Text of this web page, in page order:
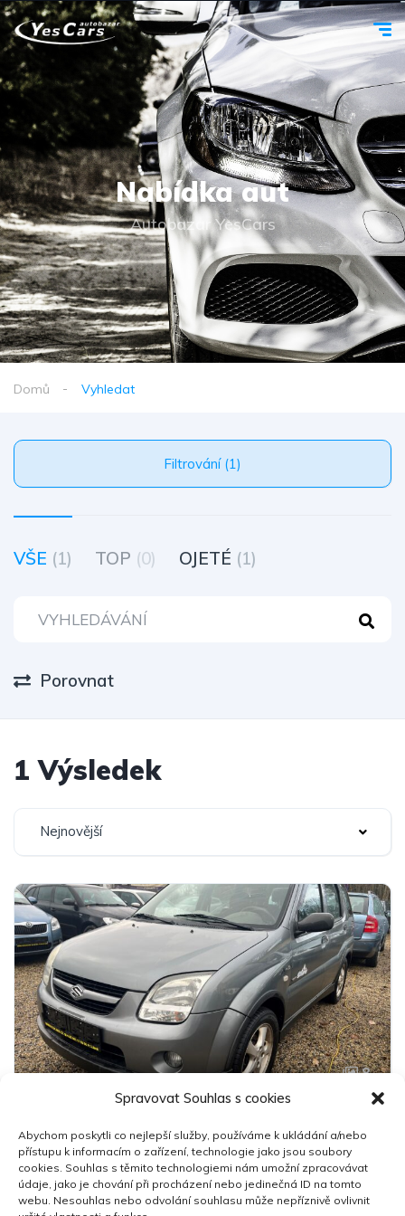
Spravovat Souhlas s cookies
Abychom poskytli co nejlepší služby, používáme k ukládání a/nebo
přístupu k informacím o zařízení, technologie jako jsou soubory
cookies. Souhlas s těmito technologiemi nám umožní zpracovávat
údaje, jako je chování při procházení nebo jedinečná ID na tomto
webu. Nesouhlas nebo odvolání souhlasu může nepříznivě ovlivnit
Nabídka aut
Autobazar YesCars
Domů Vyhledat
Filtrování (1)
VŠE (1) TOP (0) OJETÉ (1)
Porovnat
1 Výsledek
Nejnovější
8
89 000 Kč
2005 113,900 km Manuální
Benzín